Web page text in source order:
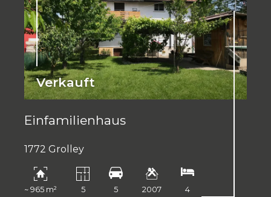
Verkauft
Einfamilienhaus
1772 Grolley
~ 965 m² 5 5 2007 4